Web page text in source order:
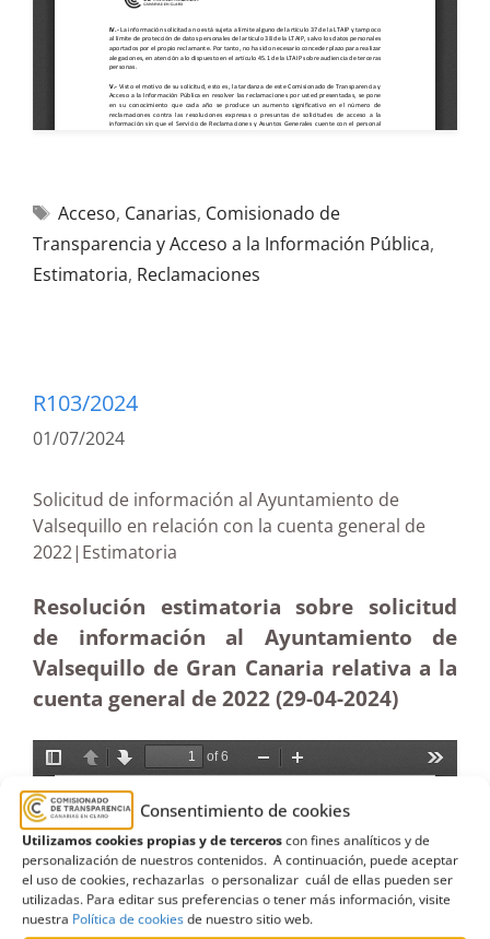
Consentimiento de cookies
Utilizamos cookies propias y de terceroscon fines analíticos y de
personalización de nuestros contenidos. A continuación, puede aceptar
el uso de cookies, rechazarlas o personalizar cuál de ellas pueden ser
utilizadas. Para editar sus preferencias o tener más información, visite
nuestra Política de cookiesde nuestro sitio web.
Acceso, Canarias, Comisionado de
Transparencia y Acceso a la Información Pública,
Estimatoria, Reclamaciones
R103/2024
01/07/2024
Solicitud de información al Ayuntamiento de
Valsequillo en relación con la cuenta general de
2022|Estimatoria
Resolución estimatoria sobre solicitud
de información al Ayuntamiento de
Valsequillo de Gran Canaria relativa a la
cuenta general de 2022 (29-04-2024)